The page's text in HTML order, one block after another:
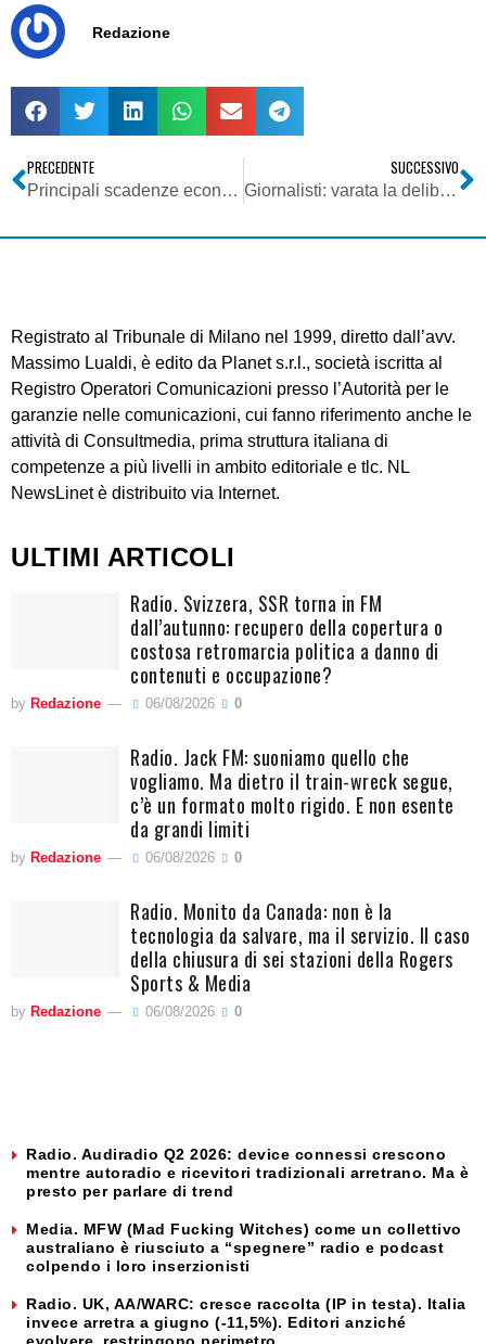
Redazione
PRECEDENTE
Principali scadenze economico-fiscali che interessano i mesi di maggio e giugno 2007
SUCCESSIVO
Giornalisti: varata la delibera sulla decontribuzione
Registrato al Tribunale di Milano nel 1999, diretto dall’avv.
Massimo Lualdi, è edito da Planet s.r.l., società iscritta al
Registro Operatori Comunicazioni presso l’Autorità per le
garanzie nelle comunicazioni, cui fanno riferimento anche le
attività di Consultmedia, prima struttura italiana di
competenze a più livelli in ambito editoriale e tlc. NL
NewsLinet è distribuito via Internet.
ULTIMI ARTICOLI
Radio. Svizzera, SSR torna in FM
dall’autunno: recupero della copertura o
costosa retromarcia politica a danno di
contenuti e occupazione?
by Redazione 06/08/2026 0
Radio. Jack FM: suoniamo quello che
vogliamo. Ma dietro il train-wreck segue,
c’è un formato molto rigido. E non esente
da grandi limiti
by Redazione 06/08/2026 0
Radio. Monito da Canada: non è la
tecnologia da salvare, ma il servizio. Il caso
della chiusura di sei stazioni della Rogers
Sports & Media
by Redazione 06/08/2026 0
Radio. Audiradio Q2 2026: device connessi crescono
mentre autoradio e ricevitori tradizionali arretrano. Ma è
presto per parlare di trend
Media. MFW (Mad Fucking Witches) come un collettivo
australiano è riusciuto a “spegnere” radio e podcast
colpendo i loro inserzionisti
Radio. UK, AA/WARC: cresce raccolta (IP in testa). Italia
invece arretra a giugno (-11,5%). Editori anziché
evolvere, restringono perimetro